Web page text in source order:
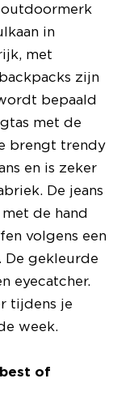
in
met
zijn
bepaald
met de
brengt trendy
en is zeker
De jeans
de hand
volgens een
gekleurde
eyecatcher.
tijdens je
week.
of